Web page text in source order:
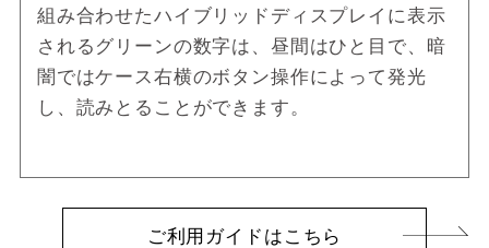
組み合わせたハイブリッドディスプレイに表示
されるグリーンの数字は、昼間はひと目で、暗
闇ではケース右横のボタン操作によって発光
し、読みとることができます。
ご利用ガイドはこちら